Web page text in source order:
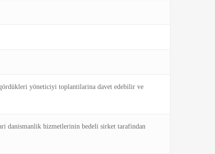
yöneticiyi toplantilarina davet edebilir ve
danismanlik hizmetlerinin bedeli sirket tarafindan